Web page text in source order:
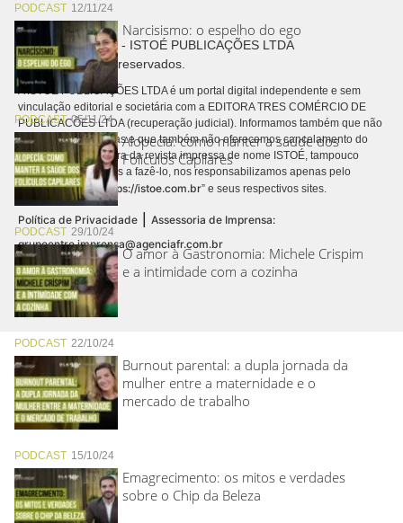
PODCAST 12/11/24
Narcisismo: o espelho do ego
PODCAST05/11/24
Alopecia: como manter a saúde dos
Folículos Capilares
PODCAST 29/10/24
O amor à Gastronomia: Michele Crispim
e a intimidade com a cozinha
PODCAST 22/10/24
Burnout parental: a dupla jornada da
mulher entre a maternidade e o
mercado de trabalho
PODCAST 15/10/24
Emagrecimento: os mitos e verdades
sobre o Chip da Beleza
Copyright © 2026 - ISTOÉ PUBLICAÇÕES LTDA
Todos os direitos reservados.
A ISTOÉ PUBLICAÇÕES LTDA é um portal digital independente e sem
vinculação editorial e societária com a EDITORA TRES COMÉRCIO DE
PUBLICACÕES LTDA (recuperação judicial). Informamos também que não
realizamos cobranças e que também não oferecemos cancelamento do
contrato de assinatura da revista impressa de nome ISTOÉ, tampouco
autorizamos terceiros a fazê-lo, nos responsabilizamos apenas pelo
conteúdo digital “https://istoe.com.br” e seus respectivos sites.
Política de Privacidade | Assessoria de Imprensa:
grupoentre.imprensa@agenciafr.com.br